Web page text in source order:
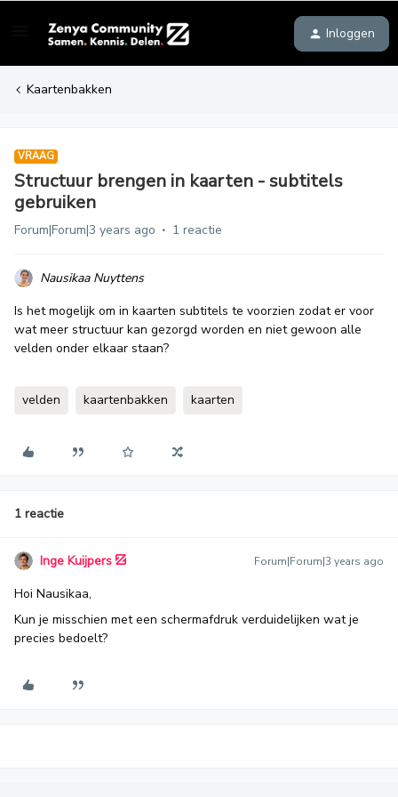
Inloggen
Kaartenbakken
VRAAG
Structuur brengen in kaarten - subtitels
gebruiken
Forum|Forum|3 years ago 1 reactie
Nausikaa Nuyttens
Is het mogelijk om in kaarten subtitels te voorzien zodat er voor
wat meer structuur kan gezorgd worden en niet gewoon alle
velden onder elkaar staan?
velden kaartenbakken kaarten
1 reactie
Inge Kuijpers Forum|Forum|3 years ago
Hoi Nausikaa,
Kun je misschien met een schermafdruk verduidelijken wat je
precies bedoelt?